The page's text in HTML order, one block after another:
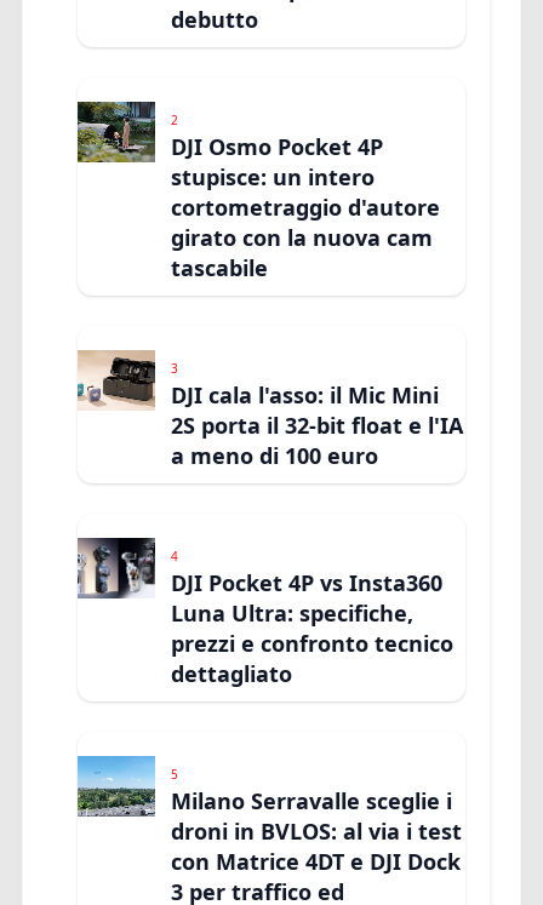
debutto
2
DJI Osmo Pocket 4P
stupisce: un intero
cortometraggio d'autore
girato con la nuova cam
tascabile
3
DJI cala l'asso: il Mic Mini
2S porta il 32-bit float e l'IA
a meno di 100 euro
4
DJI Pocket 4P vs Insta360
Luna Ultra: specifiche,
prezzi e confronto tecnico
dettagliato
5
Milano Serravalle sceglie i
droni in BVLOS: al via i test
con Matrice 4DT e DJI Dock
3 per traffico ed